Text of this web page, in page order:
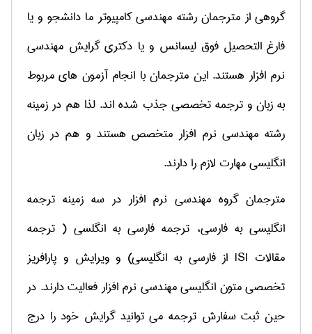
گروهی از مترجمان رشته مهندسی کامپیوتر ما دانشجو و یا
فارغ التحصیل فوق لیسانس و یا دکتری گرایش مهندسی
نرم افزار هستند. این مترجمان با انجام آزمون های مربوط
به زبان و ترجمه تخصصی جذب شده اند. لذا هم در زمینه
رشته مهندسی نرم افزار متخصص هستند و هم در زبان
انگلیسی مهارت لازم را دارند.
مترجمان گروه مهندسی نرم افزار در سه زمینه ترجمه
انگلیسی به فارسی، ترجمه فارسی به انگلسی ( ترجمه
مقالات ISI از فارسی به انگلیسی) و ویرایش و پارافریز
تخصصی متون انگلیسی مهندسی نرم افزار فعالیت دارند. در
حین ثبت سفارش ترجمه می توانید گرایش خود را درج